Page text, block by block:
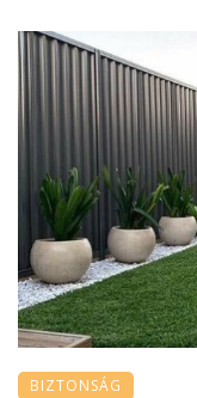
BIZTONSÁG